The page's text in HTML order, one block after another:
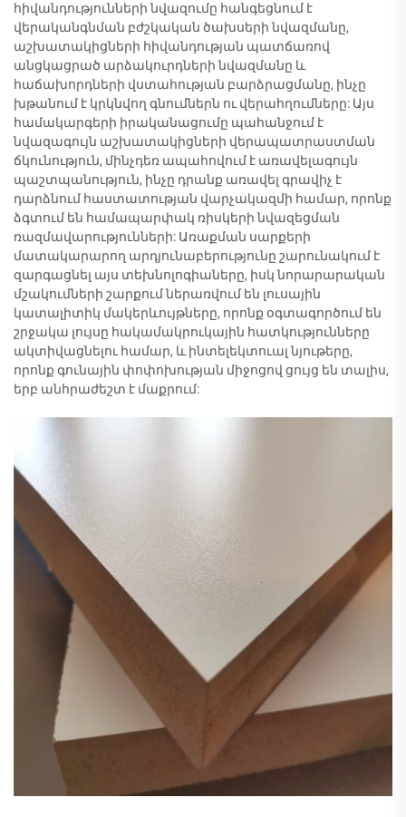
հիվանդությունների նվազումը հանգեցնում է
վերականգնման բժշկական ծախսերի նվազմանը,
աշխատակիցների հիվանդության պատճառով
անցկացրած արձակուրդների նվազմանը և
հաճախորդների վստահության բարձրացմանը, ինչը
խթանում է կրկնվող գնումներն ու վերահղումները: Այս
համակարգերի իրականացումը պահանջում է
նվազագույն աշխատակիցների վերապատրաստման
ճկունություն, մինչդեռ ապահովում է առավելագույն
պաշտպանություն, ինչը դրանք առավել գրավիչ է
դարձնում հաստատության վարչակազմի համար, որոնք
ձգտում են համապարփակ ռիսկերի նվազեցման
ռազմավարությունների: Առաքման սարքերի
մատակարարող արդյունաբերությունը շարունակում է
զարգացնել այս տեխնոլոգիաները, իսկ նորարարական
մշակումների շարքում ներառվում են լուսային
կատալիտիկ մակերևույթները, որոնք օգտագործում են
շրջակա լույսը հակամակրուկային հատկությունները
ակտիվացնելու համար, և ինտելեկտուալ նյութերը,
որոնք գունային փոփոխության միջոցով ցույց են տալիս,
երբ անհրաժեշտ է մաքրում: